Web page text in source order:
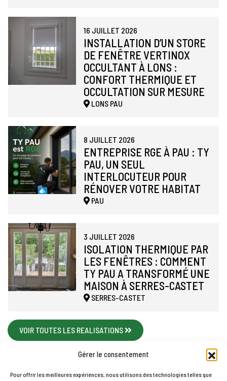
Gérer le consentement
Pour offrir les meilleures expériences, nous utilisons des technologies telles que
16 JUILLET 2026
INSTALLATION D’UN STORE
DE FENÊTRE VERTINOX
OCCULTANT À LONS :
CONFORT THERMIQUE ET
OCCULTATION SUR MESURE
LONS PAU
8 JUILLET 2026
ENTREPRISE RGE À PAU : TY
PAU, UN SEUL
INTERLOCUTEUR POUR
RÉNOVER VOTRE HABITAT
PAU
3 JUILLET 2026
ISOLATION THERMIQUE PAR
LES FENÊTRES : COMMENT
TY PAU A TRANSFORMÉ UNE
MAISON À SERRES-CASTET
SERRES-CASTET
VOIR TOUTES LES REALISATIONS